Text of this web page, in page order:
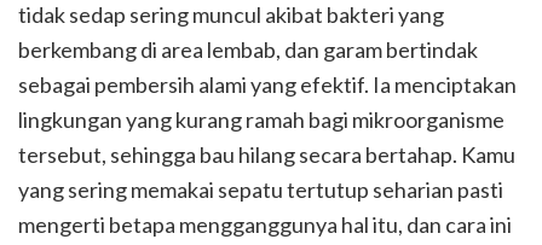
tidak sedap sering muncul akibat bakteri yang
berkembang di area lembab, dan garam bertindak
sebagai pembersih alami yang efektif. Ia menciptakan
lingkungan yang kurang ramah bagi mikroorganisme
tersebut, sehingga bau hilang secara bertahap. Kamu
yang sering memakai sepatu tertutup seharian pasti
mengerti betapa mengganggunya hal itu, dan cara ini